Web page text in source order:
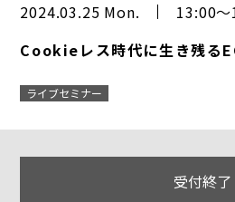
2024.03.25 Mon.
13:00
Cookieレス時代に生き残る
ライブセミナー
受付終了